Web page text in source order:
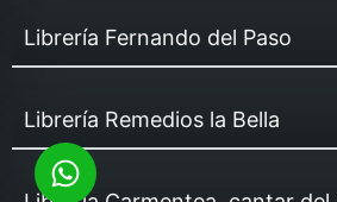
Librería Fernando del Paso
Librería Remedios la Bella